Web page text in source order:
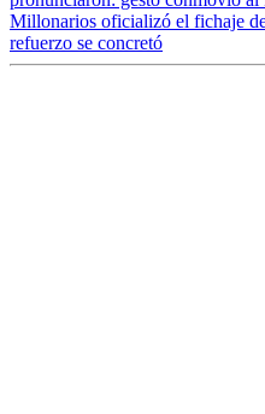
Millonarios oficializó el fichaje
refuerzo se concretó